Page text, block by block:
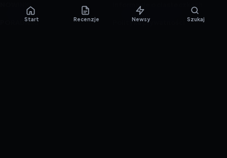
NOWINKI
PORADNIKI
Informacje o ciasteczkach
Polityka prywatności
Start Recenzje Newsy Szukaj